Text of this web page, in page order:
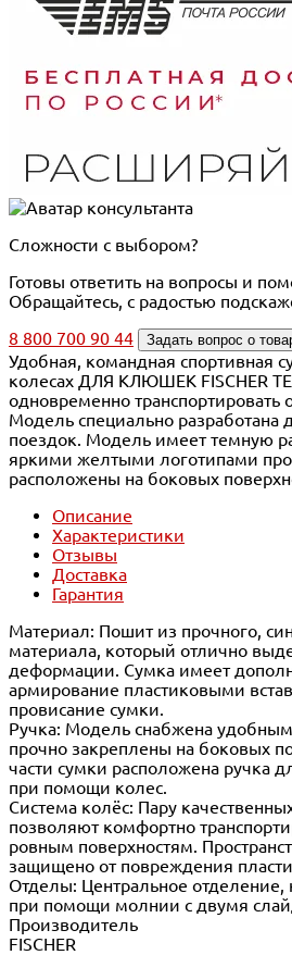
Сложности с выбором?
Готовы ответить на вопросы и
Обращайтесь, с радостью
8 800 700 90 44
Задать вопрос о
Удобная, командная спортивная
колесах ДЛЯ КЛЮШЕК FISCHER
одновременно
Модель специально разработана
поездок. Модель имеет темную
яркими желтыми логотипами
расположены на боковых
Описание
Характеристики
Отзывы
Доставка
Гарантия
Материал: Пошит из прочного,
материала, который отлично
деформации. Сумка имеет
армирование пластиковыми
провисание сумки.
Ручка: Модель снабжена
прочно закреплены на боковых
части сумки расположена ручка
при помощи колес.
Система колёс: Пару
позволяют комфортно
ровным поверхностям.
защищено от повреждения
Отделы: Центральное отделение,
при помощи молнии с двумя
Производитель
FISCHER